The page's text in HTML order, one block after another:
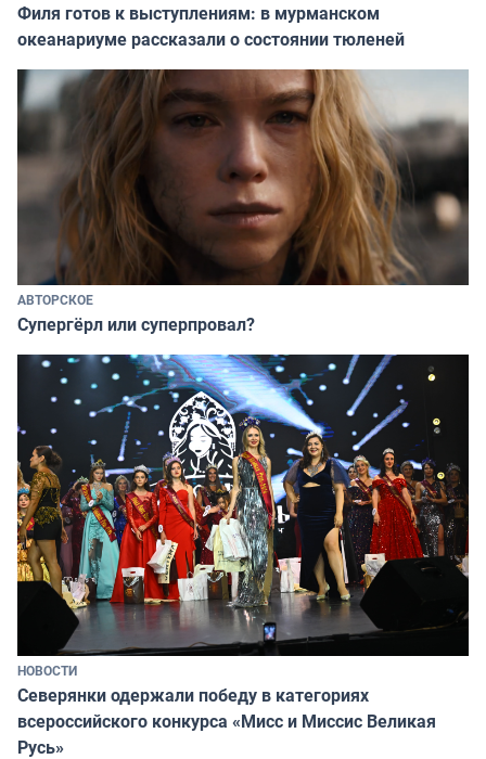
Филя готов к выступлениям: в мурманском
океанариуме рассказали о состоянии тюленей
АВТОРСКОЕ
Супергёрл или суперпровал?
НОВОСТИ
Северянки одержали победу в категориях
всероссийского конкурса «Мисс и Миссис Великая
Русь»